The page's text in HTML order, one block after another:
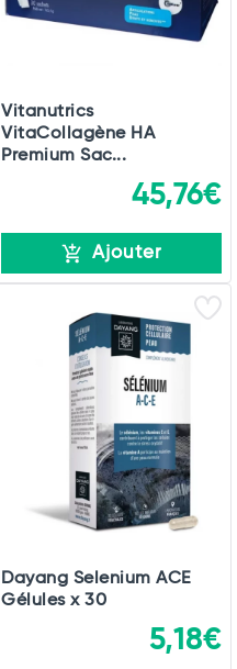
Vitanutrics
VitaCollagène HA
Premium Sac...
45,76€
Ajouter
Dayang Selenium ACE
Gélules x 30
5,18€